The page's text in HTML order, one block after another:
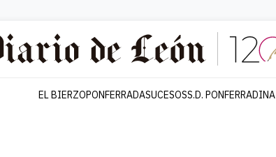
EL BIERZOPONFERRADASUCESOSS.D. PONFERRADINA